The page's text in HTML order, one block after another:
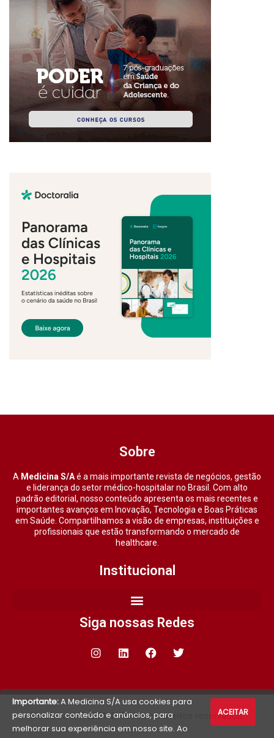
Sobre
A Medicina S/Aé a mais importante revista de negócios, gestão
e liderança do setor médico-hospitalar no Brasil. Com alto
padrão editorial, nosso conteúdo apresenta os mais recentes e
importantes avanços em Inovação, Tecnologia e Boas Práticas
em Saúde. Compartilhamos a visão de empresas, instituições e
profissionais que estão transformando o mercado de
healthcare.
Institucional
Siga nossas Redes
Medicina S/A 2021 © Todos os direitos reservados.
Importante:A Medicina S/A usa cookies para
personalizar conteúdo e anúncios, para
melhorar sua experiência em nosso site. Ao
ACEITAR